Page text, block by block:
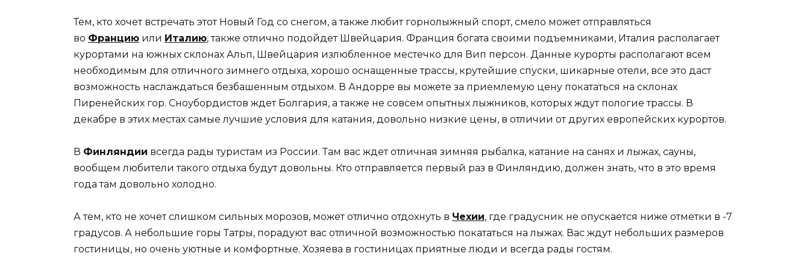
Тем, кто хочет встречать этот Новый Год со снегом, а также любит горнолыжный спорт, смело может отправляться
во Францию или Италию, также отлично подойдет Швейцария. Франция богата своими подъемниками, Италия располагает
курортами на южных склонах Альп, Швейцария излюбленное местечко для Вип персон. Данные курорты располагают всем
необходимым для отличного зимнего отдыха, хорошо оснащенные трассы, крутейшие спуски, шикарные отели, все это даст
возможность наслаждаться безбашенным отдыхом. В Андорре вы можете за приемлемую цену покататься на склонах
Пиренейских гор. Сноубордистов ждет Болгария, а также не совсем опытных лыжников, которых ждут пологие трассы. В
декабре в этих местах самые лучшие условия для катания, довольно низкие цены, в отличии от других европейских курортов.
В Финляндии всегда рады туристам из России. Там вас ждет отличная зимняя рыбалка, катание на санях и лыжах, сауны,
вообщем любители такого отдыха будут довольны. Кто отправляется первый раз в Финляндию, должен знать, что в это время
года там довольно холодно.
А тем, кто не хочет слишком сильных морозов, может отлично отдохнуть в Чехии, где градусник не опускается ниже отметки в -7
градусов. А небольшие горы Татры, порадуют вас отличной возможностью покататься на лыжах. Вас ждут небольших размеров
гостиницы, но очень уютные и комфортные. Хозяева в гостиницах приятные люди и всегда рады гостям.